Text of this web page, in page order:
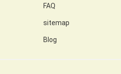
FAQ
sitemap
Blog